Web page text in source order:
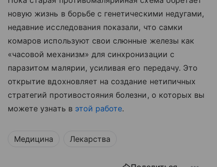
новую жизнь в борьбе с генетическими недугами,
недавние исследования показали, что самки
комаров используют свои слюнные железы как
«часовой механизм» для синхронизации с
паразитом малярии, усиливая его передачу. Это
открытие вдохновляет на создание нетипичных
стратегий противостояния болезни, о которых вы
можете узнать в этой работе.
Медицина Лекарства